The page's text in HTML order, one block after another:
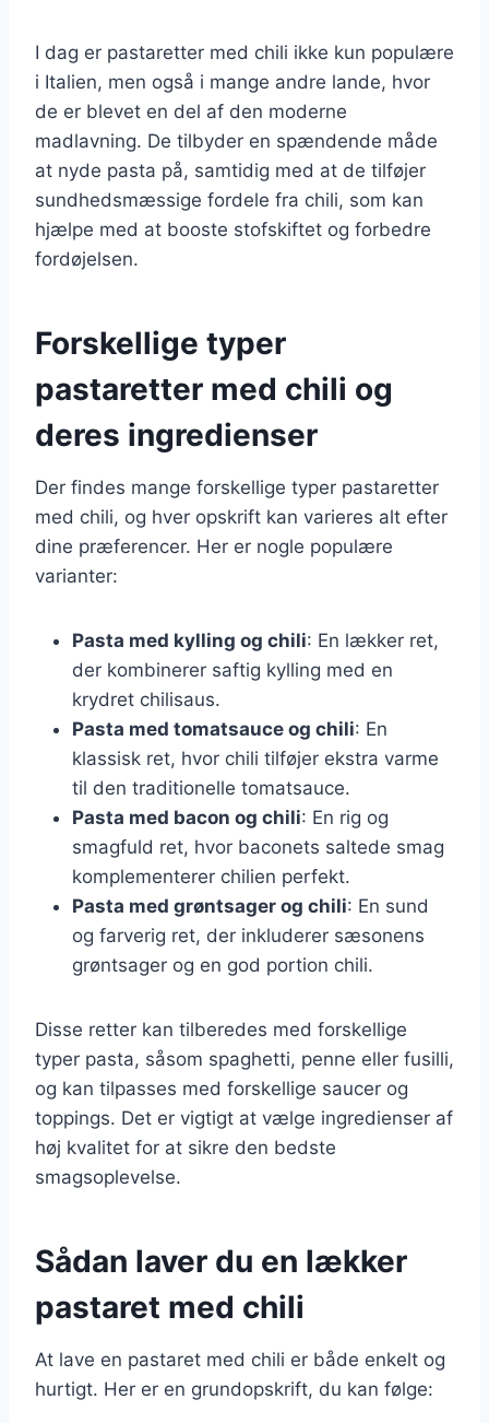
I dag er pastaretter med chili ikke kun populære
i Italien, men også i mange andre lande, hvor
de er blevet en del af den moderne
madlavning. De tilbyder en spændende måde
at nyde pasta på, samtidig med at de tilføjer
sundhedsmæssige fordele fra chili, som kan
hjælpe med at booste stofskiftet og forbedre
fordøjelsen.
Forskellige typer
pastaretter med chili og
deres ingredienser
Der findes mange forskellige typer pastaretter
med chili, og hver opskrift kan varieres alt efter
dine præferencer. Her er nogle populære
varianter:
Pasta med kylling og chili: En lækker ret,
der kombinerer saftig kylling med en
krydret chilisaus.
Pasta med tomatsauce og chili: En
klassisk ret, hvor chili tilføjer ekstra varme
til den traditionelle tomatsauce.
Pasta med bacon og chili: En rig og
smagfuld ret, hvor baconets saltede smag
komplementerer chilien perfekt.
Pasta med grøntsager og chili: En sund
og farverig ret, der inkluderer sæsonens
grøntsager og en god portion chili.
Disse retter kan tilberedes med forskellige
typer pasta, såsom spaghetti, penne eller fusilli,
og kan tilpasses med forskellige saucer og
toppings. Det er vigtigt at vælge ingredienser af
høj kvalitet for at sikre den bedste
smagsoplevelse.
Sådan laver du en lækker
pastaret med chili
At lave en pastaret med chili er både enkelt og
hurtigt. Her er en grundopskrift, du kan følge: